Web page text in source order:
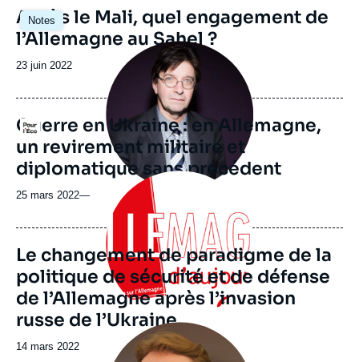
Notes
Image
principale
Après le Mali, quel engagement de
l’Allemagne au Sahel ?
Date
publication
23 juin 2022
Logo
Image
principale
médiatique
Guerre en Ukraine : en Allemagne,
un revirement militaire et
diplomatique sans précédent
25 mars 2022—
Image
principale
Le changement de paradigme de la
politique de sécurité et de défense
de l’Allemagne après l’invasion
russe de l’Ukraine
Date
14 mars 2022
Image
principale
médiatique